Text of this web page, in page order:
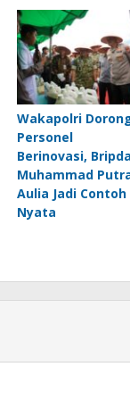
Wakapolri
Personel
Berinovasi, Bripda
Muhammad
Aulia Jadi Contoh
Nyata